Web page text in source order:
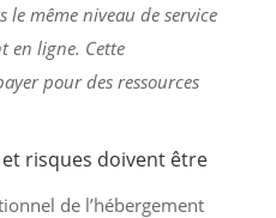
le même niveau de service
en ligne. Cette
pour des ressources
risques doivent être
de l’hébergement